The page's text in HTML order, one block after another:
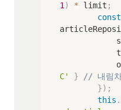
1) * limit ;
const
C'
}
// 내림
}) ;
this .